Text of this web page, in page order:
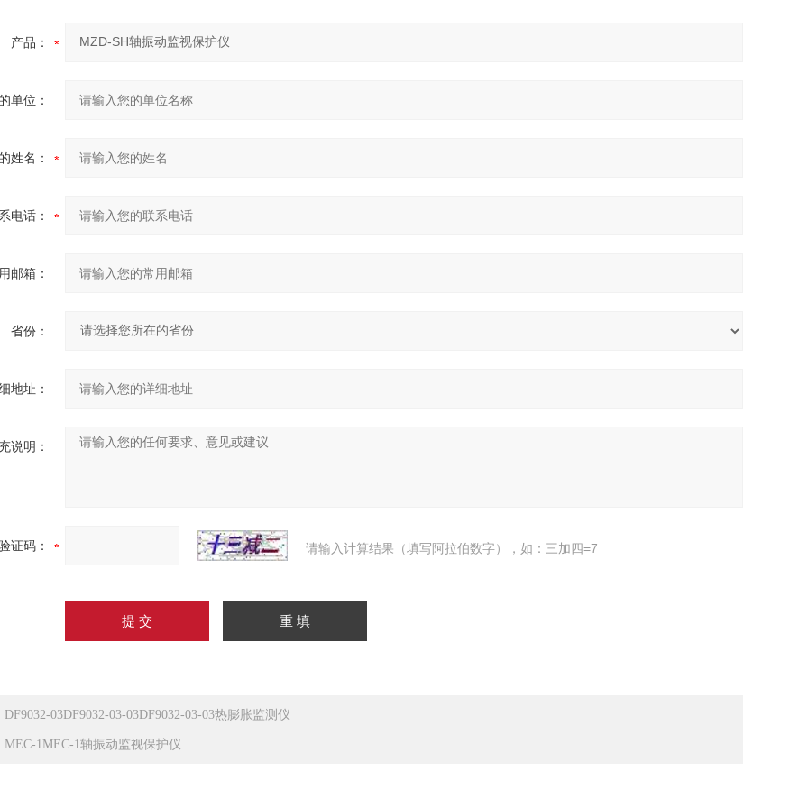
产品：
单位：
姓名：
电话：
邮箱：
省份：
地址：
说明：
证码： 请输入计算结果（填写阿拉伯数字），如：三加四=7
DF9032-03DF9032-03-03DF9032-03-03热膨胀监测仪
MEC-1MEC-1轴振动监视保护仪